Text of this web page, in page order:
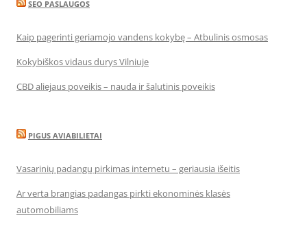
SEO PASLAUGOS
Kaip pagerinti geriamojo vandens kokybę – Atbulinis osmosas
Kokybiškos vidaus durys Vilniuje
CBD aliejaus poveikis – nauda ir šalutinis poveikis
PIGUS AVIABILIETAI
Vasarinių padangų pirkimas internetu – geriausia išeitis
Ar verta brangias padangas pirkti ekonominės klasės
automobiliams